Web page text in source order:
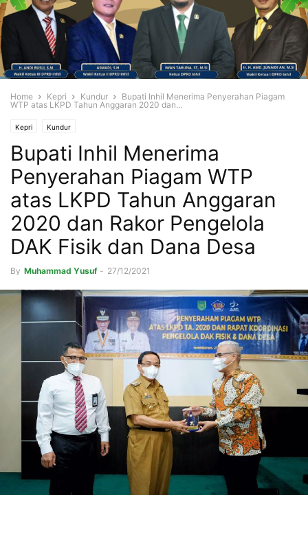
Home Kepri Kundur
Bupati Inhil Menerima Penyerahan Piagam
WTP atas LKPD Tahun Anggaran 2020 dan...
Kepri Kundur
Bupati Inhil Menerima
Penyerahan Piagam WTP
atas LKPD Tahun Anggaran
2020 dan Rakor Pengelola
DAK Fisik dan Dana Desa
By Muhammad Yusuf - 27/12/2021